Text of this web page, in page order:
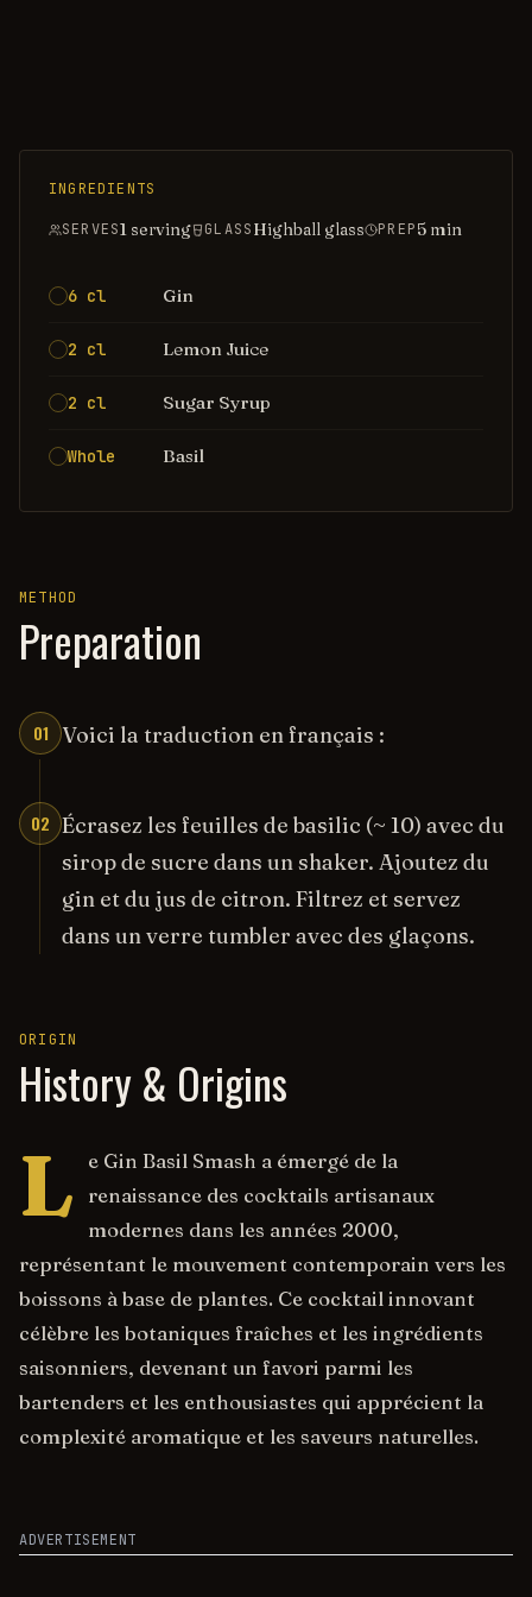
INGREDIENTS
SERVES1 serving GLASSHighball glass PREP5 min
6 cl Gin
2 cl Lemon Juice
2 cl Sugar Syrup
Whole Basil
METHOD
Preparation
01 Voici la traduction en français :
02 Écrasez les feuilles de basilic (~ 10) avec du
sirop de sucre dans un shaker. Ajoutez du
gin et du jus de citron. Filtrez et servez
dans un verre tumbler avec des glaçons.
ORIGIN
History & Origins
L
e Gin Basil Smash a émergé de la
renaissance des cocktails artisanaux
modernes dans les années 2000,
représentant le mouvement contemporain vers les
boissons à base de plantes. Ce cocktail innovant
célèbre les botaniques fraîches et les ingrédients
saisonniers, devenant un favori parmi les
bartenders et les enthousiastes qui apprécient la
complexité aromatique et les saveurs naturelles.
ADVERTISEMENT